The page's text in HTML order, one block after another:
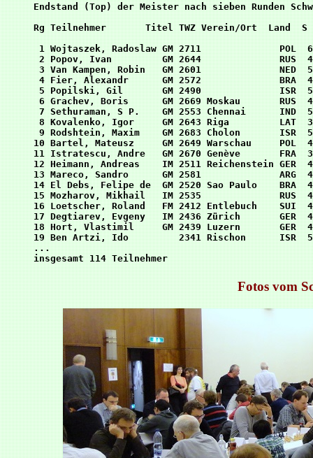
Endstand (Top) der Meister nach sieben
Rg Teilnehmer       Titel TWZ Verein/Ort  Land  S
1 Wojtaszek, Radoslaw GM 2711              POL
2 Popov, Ivan         GM 2644              RUS
3 Van Kampen, Robin   GM 2601              NED
4 Fier, Alexandr      GM 2572              BRA
5 Popilski, Gil       GM 2490              ISR  5
6 Grachev, Boris      GM 2669 Moskau       RUS
7 Sethuraman, S P.    GM 2553 Chennai      IND
8 Kovalenko, Igor     GM 2643 Riga         LAT
9 Rodshtein, Maxim    GM 2683 Cholon       ISR
10 Bartel, Mateusz     GM 2649 Warschau
11 Istratescu, Andre   GM 2670 Genève       FRA
12 Heimann, Andreas    IM 2511 Reichenstein
13 Mareco, Sandro      GM 2581              ARG
14 El Debs, Felipe de  GM 2520 Sao Paulo
15 Mozharov, Mikhail   IM 2535              RUS
16 Loetscher, Roland   FM 2412 Entlebuch    SUI
17 Degtiarev, Evgeny   IM 2436 Zürich       GER
18 Hort, Vlastimil     GM 2439 Luzern       GER
19 Ben Artzi, Ido         2341 Rischon      ISR
Fotos vom